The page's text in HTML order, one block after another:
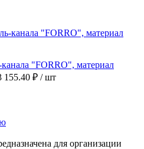
"FORRO", материал
155.40 ₽ / шт
для организации